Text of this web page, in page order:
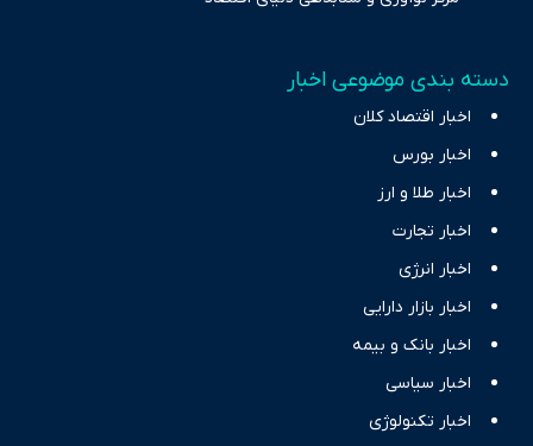
دسته بندی موضوعی اخبار
اخبار اقتصاد کلان
اخبار بورس
اخبار طلا و ارز
اخبار تجارت
اخبار انرژی
اخبار بازار دارایی
اخبار بانک و بیمه
اخبار سیاسی
اخبار تکنولوژی